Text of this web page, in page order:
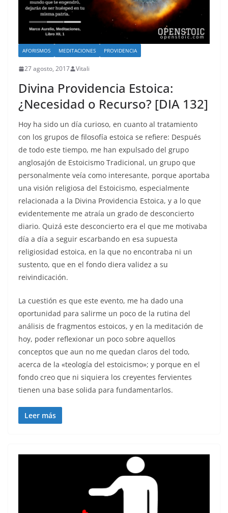
AFORISMOS MEDITACIONES PROVIDENCIA
27 agosto, 2017 Vitali
Divina Providencia Estoica:
¿Necesidad o Recurso? [DIA 132]
Hoy ha sido un día curioso, en cuanto al tratamiento
con los grupos de filosofía estoica se refiere: Después
de todo este tiempo, me han expulsado del grupo
anglosajón de Estoicismo Tradicional, un grupo que
personalmente veía como interesante, porque aportaba
una visión religiosa del Estoicismo, especialmente
relacionada a la Divina Providencia Estoica, y a lo que
evidentemente me atraía un grado de desconcierto
diario. Quizá este desconcierto era el que me motivaba
día a día a seguir escarbando en esa supuesta
religiosidad estoica, en la que no encontraba ni un
sustento, que en el fondo diera validez a su
reivindicación.
La cuestión es que este evento, me ha dado una
oportunidad para salirme un poco de la rutina del
análisis de fragmentos estoicos, y en la meditación de
hoy, poder reflexionar un poco sobre aquellos
conceptos que aun no me quedan claros del todo,
acerca de la «teología del estoicismo»; y porque en el
fondo creo que ni siquiera los creyentes fervientes
tienen una base solida para fundamentarlos.
Leer más